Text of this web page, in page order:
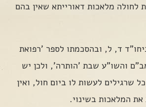
לחולה מלאכות דאורייתא שאין בהם
ד, ל, ובהסכמתו לספר 'רפואת
והשו"ע שבת 'הותרה', ולכן יש
שרגילים לעשות לו ביום חול, ואין
המלאכות בשינוי.